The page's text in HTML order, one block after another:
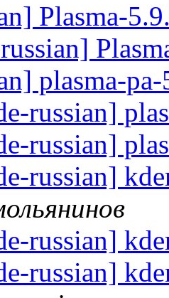
Plasma-
plasma-pa-
russian]
russian]
russian]
russian]
russian]